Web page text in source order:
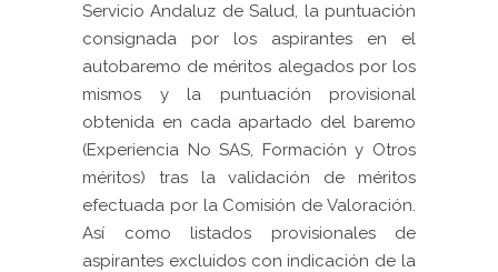
Servicio Andaluz de Salud, la puntuación
consignada por los aspirantes en el
autobaremo de méritos alegados por los
mismos y la puntuación provisional
obtenida en cada apartado del baremo
(Experiencia No SAS, Formación y Otros
méritos) tras la validación de méritos
efectuada por la Comisión de Valoración.
Así como listados provisionales de
aspirantes excluidos con indicación de la